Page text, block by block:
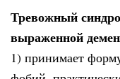
Тревожный
выраженной
1) принимает